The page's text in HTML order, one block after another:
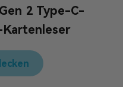
2 Type-C-
Kartenleser